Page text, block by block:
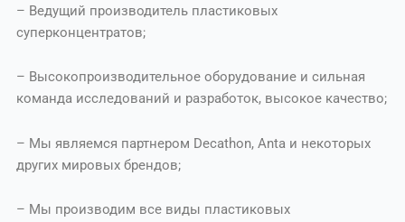
– Ведущий производитель пластиковых
суперконцентратов;
– Высокопроизводительное оборудование и сильная
команда исследований и разработок, высокое качество;
– Мы являемся партнером Decathon, Anta и некоторых
других мировых брендов;
– Мы производим все виды пластиковых